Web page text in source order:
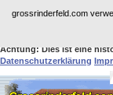
grossrinderfeld.com
Achtung: Dies ist eine
Datenschutzerklärung